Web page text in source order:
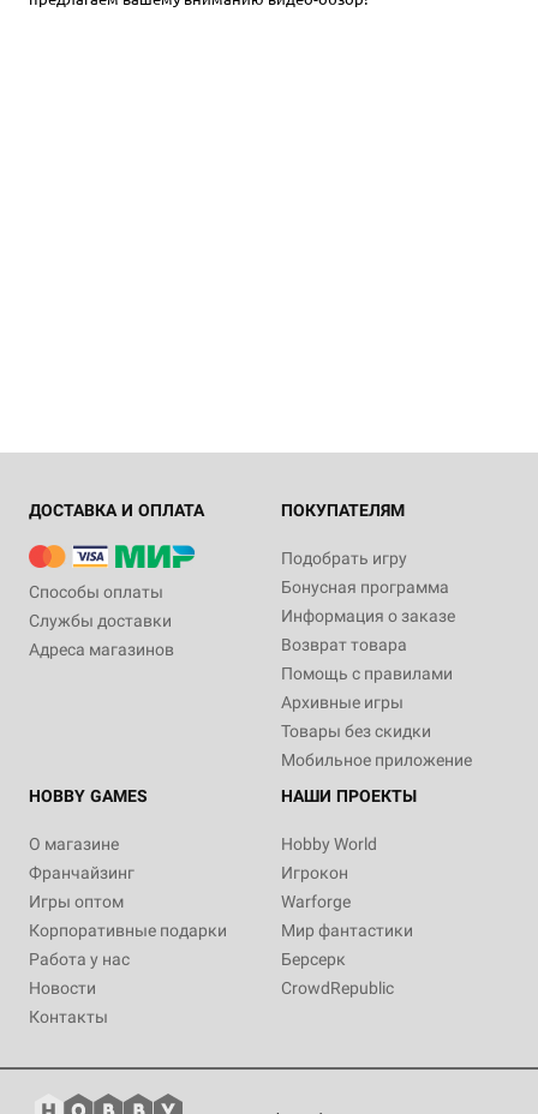
ДОСТАВКА И ОПЛАТА
Способы оплаты
Службы доставки
Адреса магазинов
ПОКУПАТЕЛЯМ
Подобрать игру
Бонусная программа
Информация о заказе
Возврат товара
Помощь с правилами
Архивные игры
Товары без скидки
Мобильное приложение
HOBBY GAMES
О магазине
Франчайзинг
Игры оптом
Корпоративные подарки
Работа у нас
Новости
Контакты
НАШИ ПРОЕКТЫ
Hobby World
Игрокон
Warforge
Мир фантастики
Берсерк
CrowdRepublic